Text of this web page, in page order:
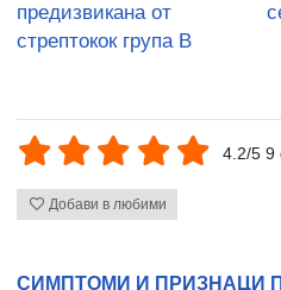
предизвикана от
стрептокок група В
4.2/5 9
Добави в любими
СИМПТОМИ И ПРИЗНАЦИ